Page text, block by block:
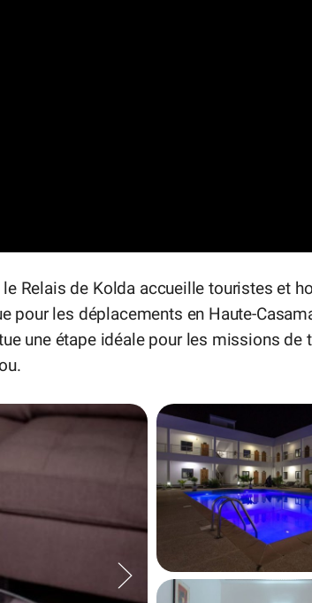
Relais de Kolda accueille touristes et
les déplacements en Haute-
une étape idéale pour les missions de